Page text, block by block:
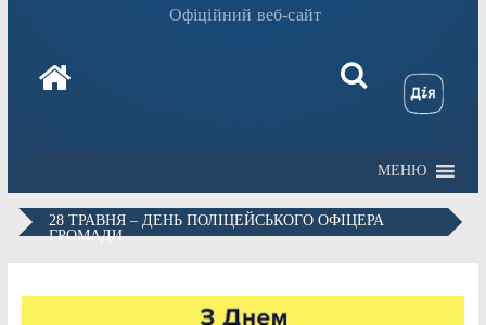
Офіційний веб-сайт
МЕНЮ
28 ТРАВНЯ – ДЕНЬ ПОЛІЦЕЙСЬКОГО ОФІЦЕРА
ГРОМАДИ